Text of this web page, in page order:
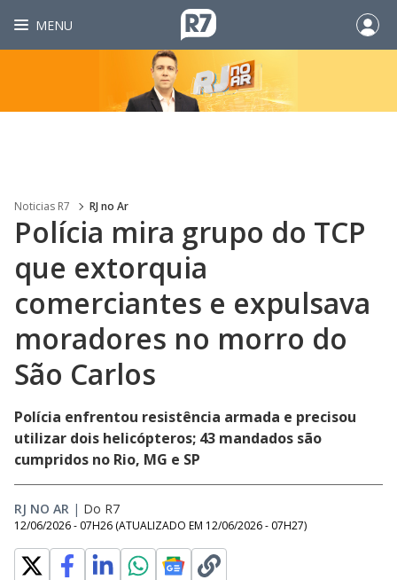
MENU
Noticias R7 RJ no Ar
Polícia mira grupo do TCP
que extorquia
comerciantes e expulsava
moradores no morro do
São Carlos
Polícia enfrentou resistência armada e precisou
utilizar dois helicópteros; 43 mandados são
cumpridos no Rio, MG e SP
RJ NO AR | Do R7
12/06/2026 - 07H26 (ATUALIZADO EM 12/06/2026 - 07H27)